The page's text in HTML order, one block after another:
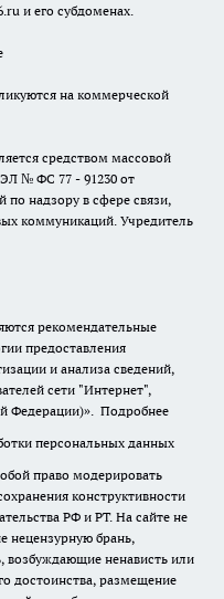
и его субдоменах.
на коммерческой
средством массовой
№ ФС 77 - 91230 от
по надзору в сфере связи,
коммуникаций. Учредитель
рекомендательные
предоставления
и анализа сведений,
сети "Интернет",
Федерации)». Подробнее
персональных данных
право модерировать
конструктивности
РФ и РТ. На сайте не
нецензурную брань,
ненависть или
достоинства, размещение